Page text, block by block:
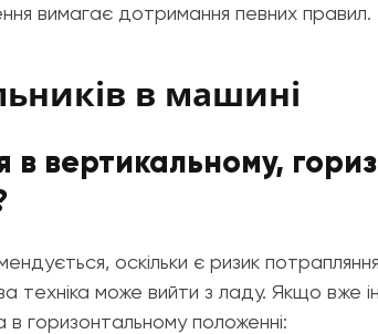
вимагає дотримання певних правил.
в машині
вертикальному,
оскільки є ризик
техніка може вийти з ладу. Якщо вже
горизонтальному положенні: